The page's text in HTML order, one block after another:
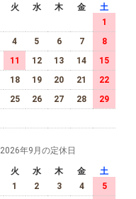
火 水 木 金
土
1
4 5 6 7
8
11 12 13 14
15
18 19 20 21
22
25 26 27 28
29
2026年9月の定休日
火 水 木 金
土
1
2 3 4
5